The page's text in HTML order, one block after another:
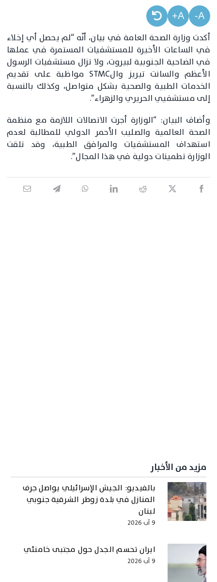
A-
A+
أكدت وزارة الصحة العامة في بيان، أنّه “لم يحصل أي إخلاء
في الساعات الأخيرة للمستشفيات المستمرة في عملها
في الضاحية الجنوبية لبيروت، ولا تزال مستشفيات الرسول
الأعظم والسانت تيريز والSTMC مواظبة على تقديم
الخدمات الطبية والصحية بشكل متواصل، وكذلك بالنسبة
إلى مستشفيي الحريري والزهراء”.
وأضاف البيان: “الوزارة أجرت الاتصالات اللازمة مع منظمة
الصحة العالمية والصليب الأحمر الدولي للمطالبة لعدم
استهداف المستشفيات والمرافق الطبية، وقد تلقت
الوزارة تطمينات دولية في هذا المجال”.
مزيد من الأخبار
بالفيديو: الجيش الإسرائيلي يواصل جرف
المنازل في بلدة زوطر الشرقية جنوبي
لبنان
9 آب 2026
ايران تحسم الجدل حول مجتبى خامنئي
9 آب 2026